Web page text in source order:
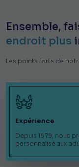
Ensemble,
endroit plus
Les points forts de
Expérience
Depuis 1979, nous
personnalisé aux